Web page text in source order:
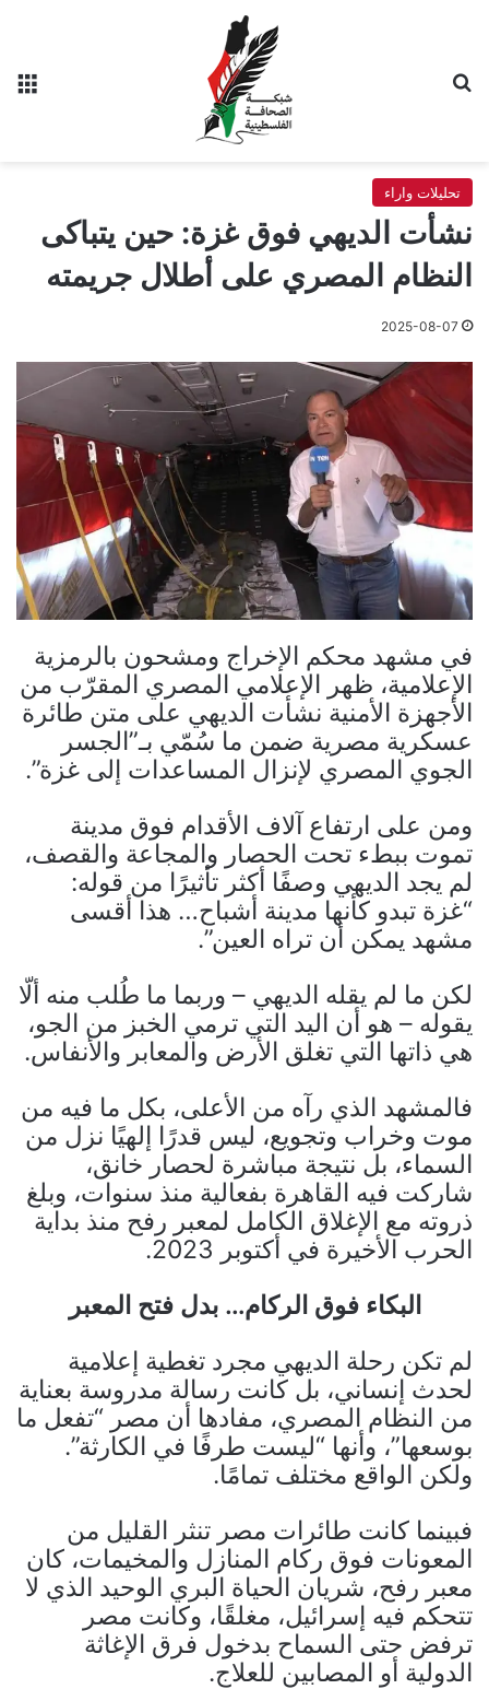
تحليلات واراء
نشأت الديهي فوق غزة: حين يتباكى
النظام المصري على أطلال جريمته
2025-08-07
في مشهد محكم الإخراج ومشحون بالرمزية
الإعلامية، ظهر الإعلامي المصري المقرّب من
الأجهزة الأمنية نشأت الديهي على متن طائرة
عسكرية مصرية ضمن ما سُمّي بـ”الجسر
الجوي المصري لإنزال المساعدات إلى غزة”.
ومن على ارتفاع آلاف الأقدام فوق مدينة
تموت ببطء تحت الحصار والمجاعة والقصف،
لم يجد الديهي وصفًا أكثر تأثيرًا من قوله:
“غزة تبدو كأنها مدينة أشباح… هذا أقسى
مشهد يمكن أن تراه العين”.
لكن ما لم يقله الديهي – وربما ما طُلب منه ألّا
يقوله – هو أن اليد التي ترمي الخبز من الجو،
هي ذاتها التي تغلق الأرض والمعابر والأنفاس.
فالمشهد الذي رآه من الأعلى، بكل ما فيه من
موت وخراب وتجويع، ليس قدرًا إلهيًا نزل من
السماء، بل نتيجة مباشرة لحصار خانق،
شاركت فيه القاهرة بفعالية منذ سنوات، وبلغ
ذروته مع الإغلاق الكامل لمعبر رفح منذ بداية
الحرب الأخيرة في أكتوبر 2023.
البكاء فوق الركام… بدل فتح المعبر
لم تكن رحلة الديهي مجرد تغطية إعلامية
لحدث إنساني، بل كانت رسالة مدروسة بعناية
من النظام المصري، مفادها أن مصر “تفعل ما
بوسعها”، وأنها “ليست طرفًا في الكارثة”.
ولكن الواقع مختلف تمامًا.
فبينما كانت طائرات مصر تنثر القليل من
المعونات فوق ركام المنازل والمخيمات، كان
معبر رفح، شريان الحياة البري الوحيد الذي لا
تتحكم فيه إسرائيل، مغلقًا، وكانت مصر
ترفض حتى السماح بدخول فرق الإغاثة
الدولية أو المصابين للعلاج.